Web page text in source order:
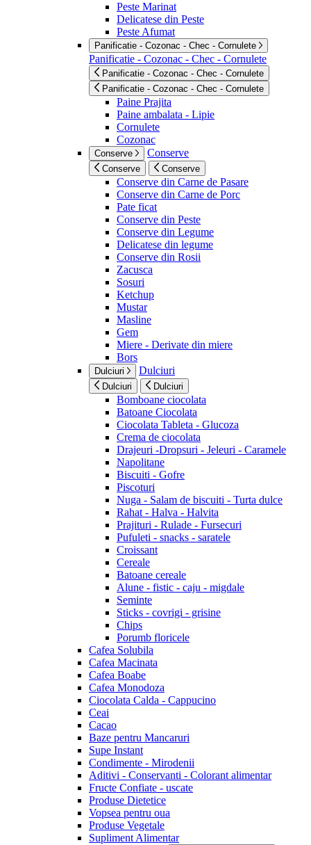
Peste Marinat
Delicatese din Peste
Peste Afumat
Panificatie - Cozonac - Chec - Cornulete
Panificatie - Cozonac - Chec - Cornulete
Panificatie - Cozonac - Chec - Cornulete
Panificatie - Cozonac - Chec - Cornulete
Paine Prajita
Paine ambalata - Lipie
Cornulete
Cozonac
Conserve Conserve
Conserve Conserve
Conserve din Carne de Pasare
Conserve din Carne de Porc
Pate ficat
Conserve din Peste
Conserve din Legume
Delicatese din legume
Conserve din Rosii
Zacusca
Sosuri
Ketchup
Mustar
Masline
Gem
Miere - Derivate din miere
Bors
Dulciuri Dulciuri
Dulciuri Dulciuri
Bomboane ciocolata
Batoane Ciocolata
Ciocolata Tableta - Glucoza
Crema de ciocolata
Drajeuri -Dropsuri - Jeleuri - Caramele
Napolitane
Biscuiti - Gofre
Piscoturi
Nuga - Salam de biscuiti - Turta dulce
Rahat - Halva - Halvita
Prajituri - Rulade - Fursecuri
Pufuleti - snacks - saratele
Croissant
Cereale
Batoane cereale
Alune - fistic - caju - migdale
Seminte
Sticks - covrigi - grisine
Chips
Porumb floricele
Cafea Solubila
Cafea Macinata
Cafea Boabe
Cafea Monodoza
Ciocolata Calda - Cappucino
Ceai
Cacao
Baze pentru Mancaruri
Supe Instant
Condimente - Mirodenii
Aditivi - Conservanti - Colorant alimentar
Fructe Confiate - uscate
Produse Dietetice
Vopsea pentru oua
Produse Vegetale
Supliment Alimentar